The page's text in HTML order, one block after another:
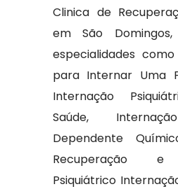
Clinica de
em São
especialidades
para Internar Uma
Internação
Saúde,
Dependente
Recuperação e
Psiquiátrico